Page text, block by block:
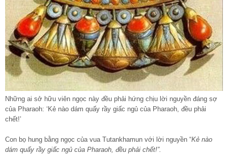
Những ai sở hữu viên ngọc này đều phải hứng chịu lời nguyền đáng sợ
của Pharaoh: ‘Kẻ nào dám quấy rầy giấc ngủ của Pharaoh, đều phải
chết!’
Con bọ hung bằng ngọc của vua Tutankhamun với lời nguyền “Kẻ nào
dám quấy rầy giấc ngủ của Pharaoh, đều phải chết!”.